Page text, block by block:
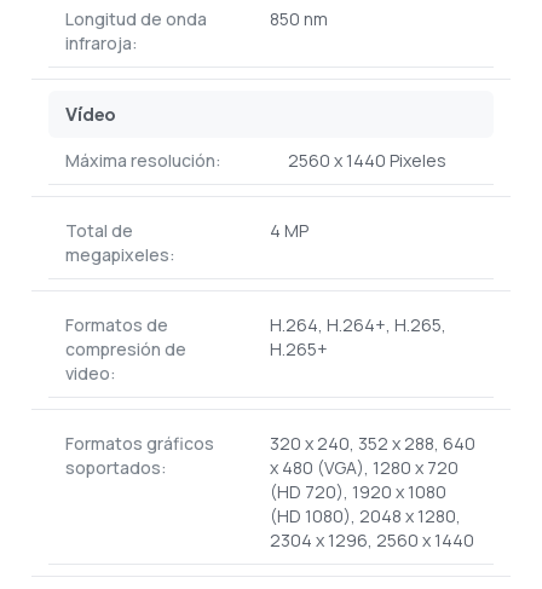
Longitud de onda
infraroja:
850 nm
Vídeo
Máxima resolución: 2560 x 1440 Pixeles
Total de
megapixeles:
4 MP
Formatos de
compresión de
video:
H.264, H.264+, H.265,
H.265+
Formatos gráficos
soportados:
320 x 240, 352 x 288, 640
x 480 (VGA), 1280 x 720
(HD 720), 1920 x 1080
(HD 1080), 2048 x 1280,
2304 x 1296, 2560 x 1440